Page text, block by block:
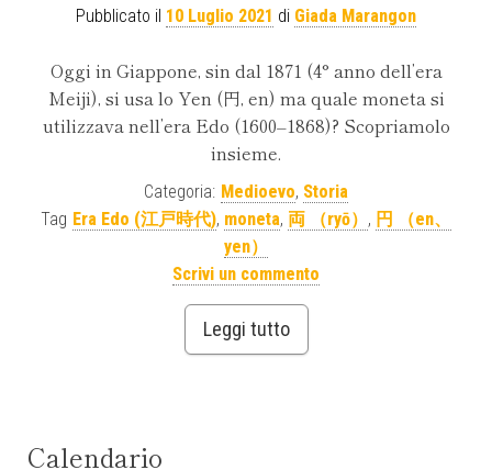
Pubblicato il 10 Luglio 2021 di Giada Marangon
Oggi in Giappone, sin dal 1871 (4° anno dell’era
Meiji), si usa lo Yen (円, en) ma quale moneta si
utilizzava nell’era Edo (1600–1868)? Scopriamolo
insieme.
Categoria: Medioevo, Storia
Tag Era Edo (江戸時代), moneta, 両 （ryō） , 円 （en、
yen）
Scrivi un commento
Leggi tutto
Calendario